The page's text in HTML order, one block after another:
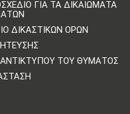
ΓΙΑ ΤΑ ΔΙΚΑΙΏΜΑΤΑ
ΔΙΚΑΣΤΙΚΏΝ ΌΡΩΝ
ΤΟΥ ΘΎΜΑΤΟΣ